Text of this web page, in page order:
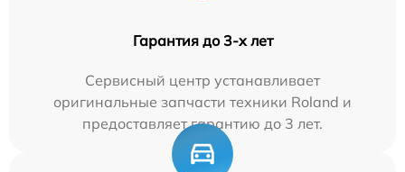
Гарантия до 3-х лет
Сервисный центр устанавливает
оригинальные запчасти техники Roland и
предоставляет гарантию до 3 лет.